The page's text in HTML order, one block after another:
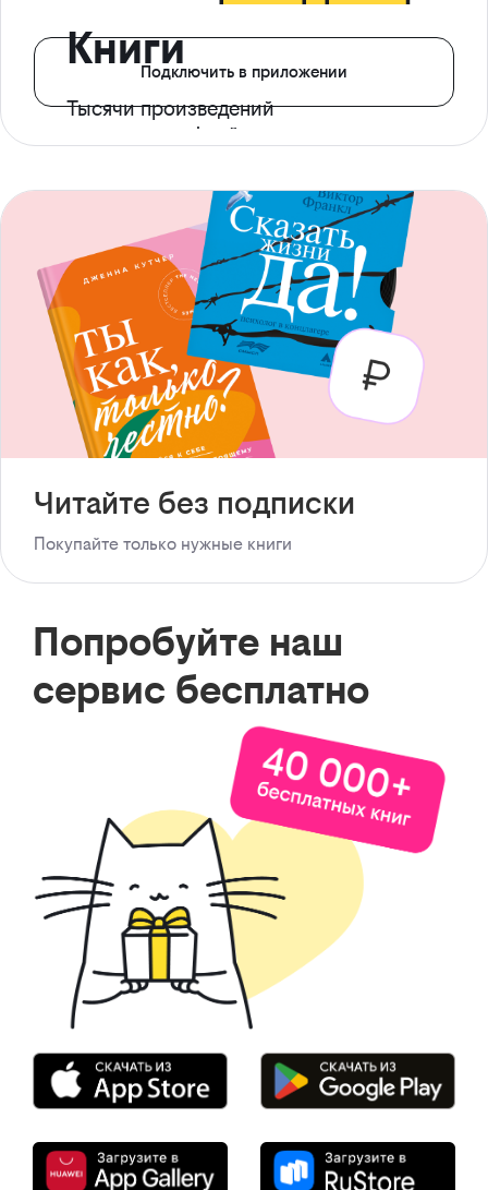
Книги
Тысячи произведений
с доступом офлайн
Подключить в приложении
Читайте без подписки
Покупайте только нужные книги
Попробуйте наш
сервис бесплатно